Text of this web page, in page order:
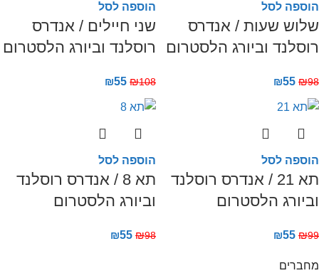
מחברים
הוספה לסל
שלוש שעות / אנדרס
רוסלנד וביורג הלסטרום
₪98
₪55
הוספה לסל
שני חיילים / אנדרס
רוסלנד וביורג הלסטרום
₪108
₪55
הוספה לסל
תא 21 / אנדרס רוסלנד
וביורג הלסטרום
₪99
₪55
הוספה לסל
תא 8 / אנדרס רוסלנד
וביורג הלסטרום
₪98
₪55